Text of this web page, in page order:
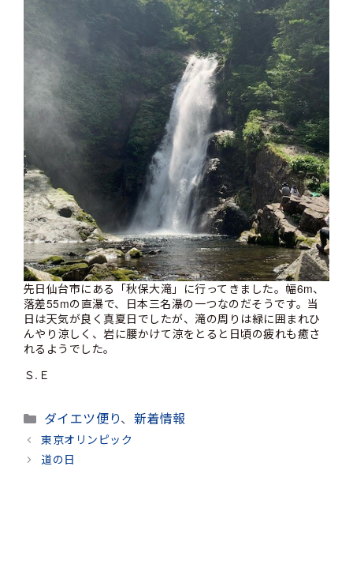
先日仙台市にある「秋保大滝」に行ってきました。幅6m、
落差55mの直瀑で、日本三名瀑の一つなのだそうです。当
日は天気が良く真夏日でしたが、滝の周りは緑に囲まれひ
んやり涼しく、岩に腰かけて涼をとると日頃の疲れも癒さ
れるようでした。
Ｓ.Ｅ
カ
テ
ゴ
ダイエツ便り、 新着情報
東京オリンピック
道の日